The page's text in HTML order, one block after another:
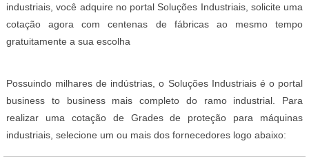
industriais, você adquire no portal Soluções Industriais, solicite uma
cotação agora com centenas de fábricas ao mesmo tempo
gratuitamente a sua escolha
Possuindo milhares de indústrias, o Soluções Industriais é o portal
business to business mais completo do ramo industrial. Para
realizar uma cotação de Grades de proteção para máquinas
industriais, selecione um ou mais dos fornecedores logo abaixo: